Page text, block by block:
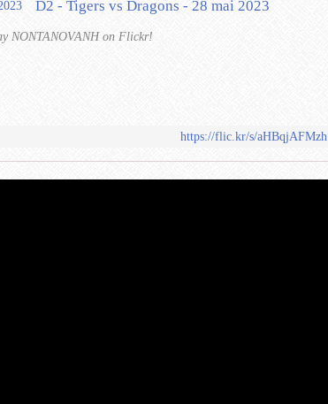
D2 - Tigers vs Dragons - 28 mai 2023
NONTANOVANH on Flickr!
https://flic.kr/s/aHBqjAFMzh